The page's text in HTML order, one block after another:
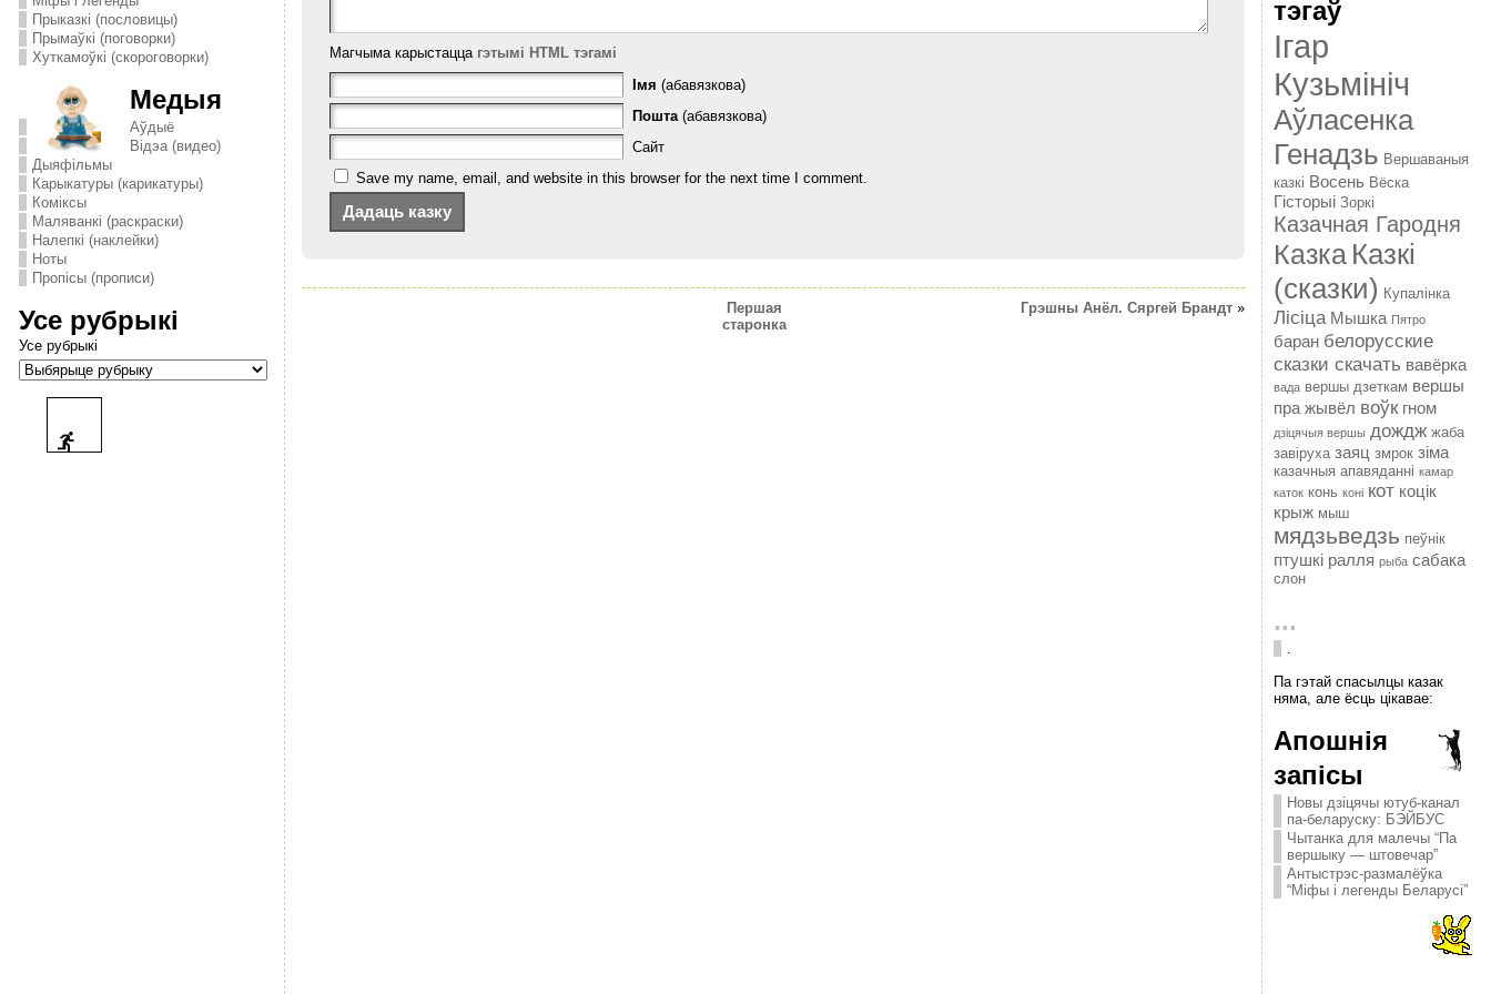
Прыказкі (пословицы)
Прымаўкі (поговорки)
Хуткамоўкі (скороговорки)
Медыя
Аўдыё
Відэа (видео)
Дыяфільмы
Карыкатуры (карикатуры)
Комiксы
Маляванкі (раскраски)
Налепкі (наклейки)
Ноты
Пропісы (прописи)
Усе рубрыкі
Усе рубрыкі
Магчыма карыстацца гэтымі HTML тэгамі
Імя (абавязкова)
Пошта(абавязкова)
Сайт
Save my name, email, and website in this browser for the next time I comment.
Першая
старонка
Грэшны Анёл. Сяргей Брандт»
тэгаў
Ігар
Кузьмініч
Аўласенка
Генадзь Вершаваныя
казкі Восень Вёска
Гісторыі Зоркі
Казачная Гародня
Казка Казкі
(сказки) Купалінка
Лісіца Мышка Пятро
баран белорусские
сказки скачать вавёрка
вада вершы дзеткам вершы
пра жывёл воўк гном
дзіцячыя вершы дождж жаба
завіруха заяц змрок зіма
казачныя апавяданні камар
каток конь коні кот коцік
крыж мыш
мядзьведзь пеўнік
птушкі ралля рыба сабака
слон
...
Па гэтай спасылцы казак
няма, але ёсць цікавае:
Апошнія
запісы
Новы дзіцячы ютуб-канал
па-беларуску: БЭЙБУС
Чытанка для малечы “Па
вершыку — штовечар”
Антыстрэс-размалёўка
“Міфы і легенды Беларусі”